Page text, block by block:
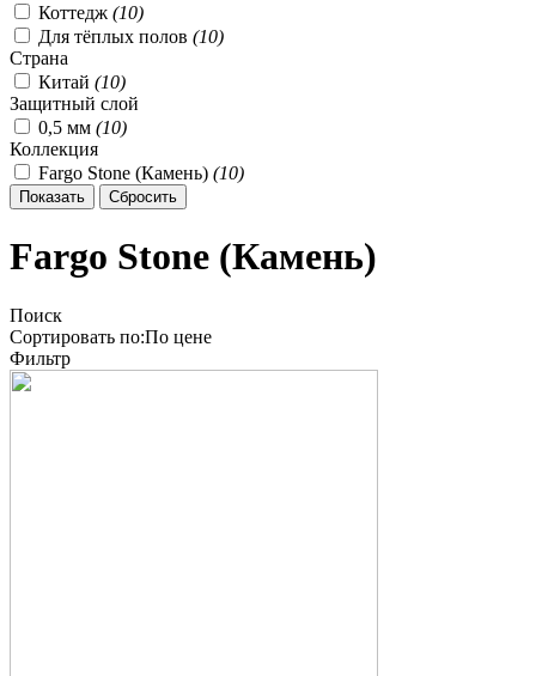
Коттедж (10)
Для тёплых полов (10)
Страна
Китай (10)
Защитный слой
0,5 мм (10)
Коллекция
Fargo Stone (Камень) (10)
Fargo Stone (Камень)
Поиск
Сортировать по:По цене
Фильтр